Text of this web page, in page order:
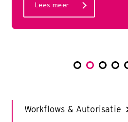
Lees meer
Workflows & Autorisatie